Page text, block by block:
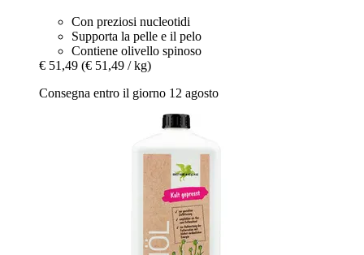
Con preziosi nucleotidi
Supporta la pelle e il pelo
Contiene olivello spinoso
€ 51,49 (€ 51,49 / kg)
Consegna entro il giorno 12 agosto